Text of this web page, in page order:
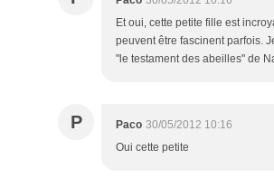
Et oui, cette petite fille est
peuvent être fascinent parfois.
"le testament des abeilles" de
P Paco 30/05/2012 10:16
Oui cette petite